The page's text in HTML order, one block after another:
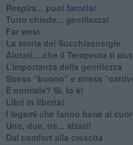
​Respira... puoi farcela!
​Tutto chiede... gentilezza!
​Far west
​La storia dei Succhiaenergie
​Aiutati….che il Terapeuta ti
​L’importanza della gentilezza
​Stress “buono” e stress
​È normale? Sì, lo è!
​Libri in libertà!
​I legami che fanno bene al
Uno, due, tre... alzati!​
​Dal comfort alla crescita